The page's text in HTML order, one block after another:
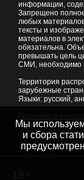
информации,
Запрещено
любых
тексты и
материалов в
обязательна.
превышать цель
СМИ, необходимо
Территория
зарубежные
Языки: русский,
© 2007 - 2026
Мы
и сбора